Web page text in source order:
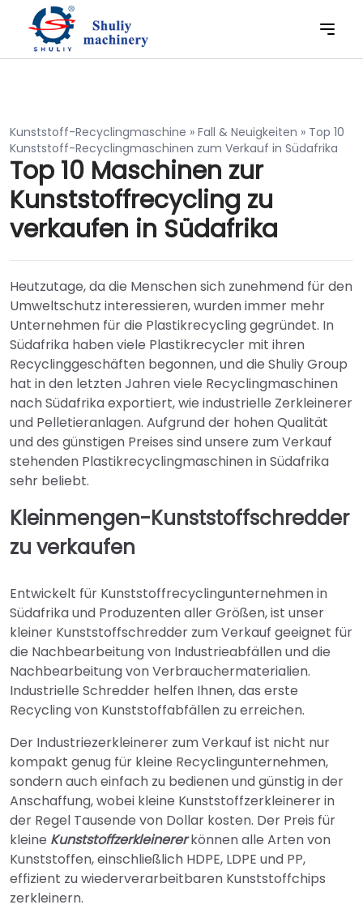
Kunststoff-Recyclingmaschine » Fall & Neuigkeiten » Top 10
Kunststoff-Recyclingmaschinen zum Verkauf in Südafrika
Top 10 Maschinen zur
Kunststoffrecycling zu
verkaufen in Südafrika
Heutzutage, da die Menschen sich zunehmend für den
Umweltschutz interessieren, wurden immer mehr
Unternehmen für die Plastikrecycling gegründet. In
Südafrika haben viele Plastikrecycler mit ihren
Recyclinggeschäften begonnen, und die Shuliy Group
hat in den letzten Jahren viele Recyclingmaschinen
nach Südafrika exportiert, wie industrielle Zerkleinerer
und Pelletieranlagen. Aufgrund der hohen Qualität
und des günstigen Preises sind unsere zum Verkauf
stehenden Plastikrecyclingmaschinen in Südafrika
sehr beliebt.
Kleinmengen-Kunststoffschredder
zu verkaufen
Entwickelt für Kunststoffrecyclingunternehmen in
Südafrika und Produzenten aller Größen, ist unser
kleiner Kunststoffschredder zum Verkauf geeignet für
die Nachbearbeitung von Industrieabfällen und die
Nachbearbeitung von Verbrauchermaterialien.
Industrielle Schredder helfen Ihnen, das erste
Recycling von Kunststoffabfällen zu erreichen.
Der Industriezerkleinerer zum Verkauf ist nicht nur
kompakt genug für kleine Recyclingunternehmen,
sondern auch einfach zu bedienen und günstig in der
Anschaffung, wobei kleine Kunststoffzerkleinerer in
der Regel Tausende von Dollar kosten. Der Preis für
kleine Kunststoffzerkleinererkönnen alle Arten von
Kunststoffen, einschließlich HDPE, LDPE und PP,
effizient zu wiederverarbeitbaren Kunststoffchips
zerkleinern.